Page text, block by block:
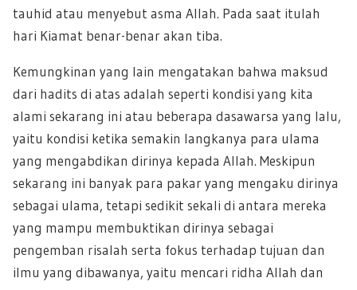
tauhid atau menyebut asma Allah. Pada saat itulah
hari Kiamat benar-benar akan tiba.
Kemungkinan yang lain mengatakan bahwa maksud
dari hadits di atas adalah seperti kondisi yang kita
alami sekarang ini atau beberapa dasawarsa yang lalu,
yaitu kondisi ketika semakin langkanya para ulama
yang mengabdikan dirinya kepada Allah. Meskipun
sekarang ini banyak para pakar yang mengaku dirinya
sebagai ulama, tetapi sedikit sekali di antara mereka
yang mampu membuktikan dirinya sebagai
pengemban risalah serta fokus terhadap tujuan dan
ilmu yang dibawanya, yaitu mencari ridha Allah dan